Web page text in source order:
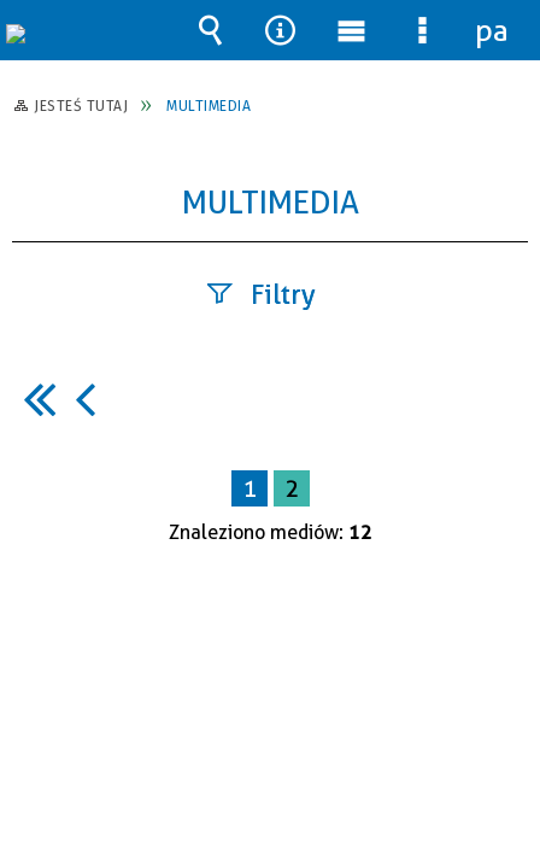
JESTEŚ TUTAJ MULTIMEDIA
MULTIMEDIA
Filtry
1 2
Znaleziono mediów: 12
Wyszukiwarka
Narzędzia
MenuMenu